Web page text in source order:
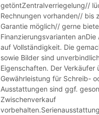
getöntZentralverriegelung//
Rechnungen vorhanden// bis
Garantie möglich// gerne
Finanzierungsvarianten
auf Vollständigkeit. Die
sowie Bilder sind
Eigenschaften. Der
Gewährleistung für Schreib-
Ausstattungen sind ggf.
Zwischenverkauf